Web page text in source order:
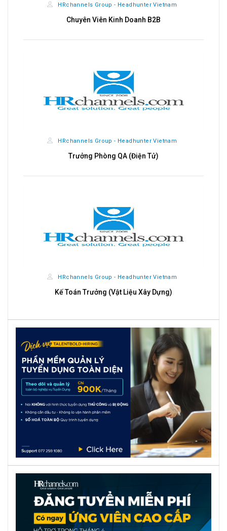
HRchannels Group - Headhunter Vietnam
Chuyên Viên Kinh Doanh B2B
HRchannels Group - Headhunter Vietnam
Trưởng Phòng QA (Điện Tử)
HRchannels Group - Headhunter Vietnam
Kế Toán Trưởng (Vật Liệu Xây Dựng)